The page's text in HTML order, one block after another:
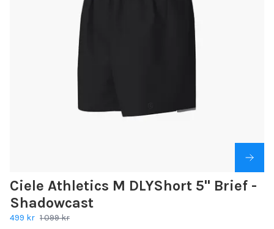
Ciele Athletics M DLYShort 5" Brief -
Shadowcast
499 kr 1 099 kr